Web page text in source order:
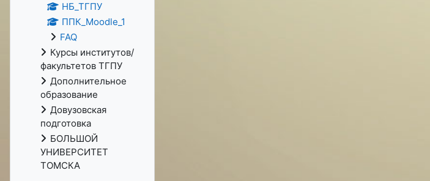
НБ_ТГПУ
ППК_Moodle_1
FAQ
Курсы институтов/
факультетов ТГПУ
Дополнительное
образование
Довузовская
подготовка
БОЛЬШОЙ
УНИВЕРСИТЕТ
ТОМСКА